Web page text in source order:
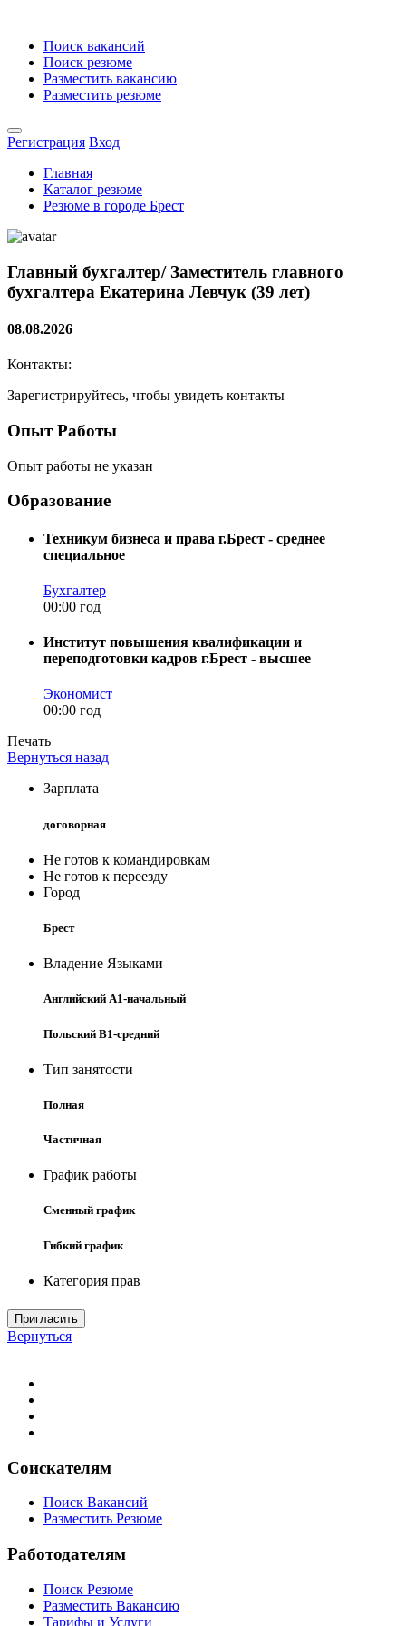
Поиск вакансий
Поиск резюме
Разместить вакансию
Разместить резюме
Регистрация Вход
Главная
Каталог резюме
Резюме в городе Брест
Главный бухгалтер/ Заместитель главного
бухгалтера Екатерина Левчук (39 лет)
08.08.2026
Контакты:
Зарегистрируйтесь, чтобы увидеть контакты
Опыт Работы
Опыт работы не указан
Образование
Техникум бизнеса и права г.Брест - среднее
специальное
Бухгалтер
00:00 год
Институт повышения квалификации и
переподготовки кадров г.Брест - высшее
Экономист
00:00 год
Печать
Вернуться назад
Зарплата
договорная
Не готов к командировкам
Не готов к переезду
Город
Брест
Владение Языками
Английский A1-начальный
Польский B1-средний
Тип занятости
Полная
Частичная
График работы
Сменный график
Гибкий график
Категория прав
Пригласить
Вернуться
Соискателям
Поиск Вакансий
Разместить Резюме
Работодателям
Поиск Резюме
Разместить Вакансию
Тарифы и Услуги